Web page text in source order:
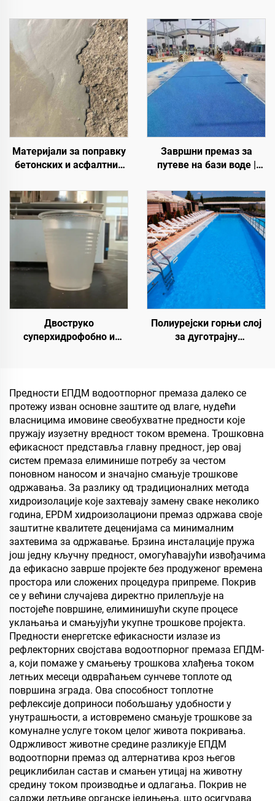
Материјали за поправку
бетонских и асфалтних
оштећења коловоза и
реновирање површина
Завршни премаз за
путеве на бази воде |
промену боје за
унутрашње и спољашње
коловозе
Двоструко
суперхидрофобно и
премазима или у другим
сценаријама који
захтевају хидрофобна и
олеофобна својства
Полиурејски горњи слој
за дуготрајну
Предности ЕПДМ водоотпорног премаза далеко се
протежу изван основне заштите од влаге, нудећи
власницима имовине свеобухватне предности које
пружају изузетну вредност током времена. Трошковна
ефикасност представља главну предност, јер овај
систем премаза елиминише потребу за честом
поновном наносом и значајно смањује трошкове
одржавања. За разлику од традиционалних метода
хидроизолације које захтевају замену сваке неколико
година, EPDM хидроизолациони премаз одржава своје
заштитне квалитете деценијама са минималним
захтевима за одржавање. Брзина инсталације пружа
још једну кључну предност, омогућавајући извођачима
да ефикасно заврше пројекте без продуженог времена
простора или сложених процедура припреме. Покрив
се у већини случајева директно прилепљује на
постојеће површине, елиминишући скупе процесе
уклањања и смањујући укупне трошкове пројекта.
Предности енергетске ефикасности излазе из
рефлекторних својстава водоотпорног премаза ЕПДМ-
а, који помаже у смањењу трошкова хлађења током
летњих месеци одвраћањем сунчеве топлоте од
површина зграда. Ова способност топлотне
рефлексије доприноси побољшању удобности у
унутрашњости, а истовремено смањује трошкове за
комуналне услуге током целог живота покривања.
Одржливост животне средине разликује ЕПДМ
водоотпорни премаз од алтернатива кроз његов
рециклибилан састав и смањен утицај на животну
средину током производње и одлагања. Покрив не
садржи летљиве органске једињења, што осигурава